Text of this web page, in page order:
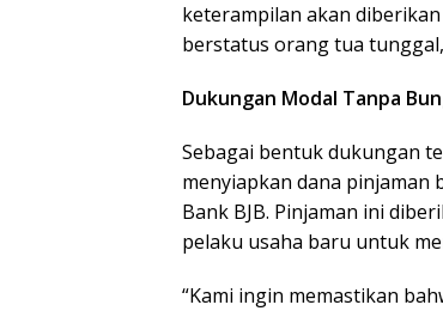
keterampilan akan
berstatus orang tua
Dukungan Modal Tanpa
Sebagai bentuk dukungan
menyiapkan dana pinjaman
Bank BJB. Pinjaman ini
pelaku usaha baru untuk
“Kami ingin memastikan